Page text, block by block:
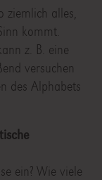
ziemlich alles,
kommt.
z. B. eine
versuchen
des Alphabets
ein? Wie viele